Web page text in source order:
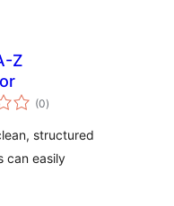
Z
(0total
ratings
)
structured
can easily